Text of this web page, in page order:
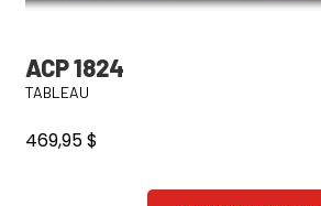
ACP 1824
TABLEAU
469,95$